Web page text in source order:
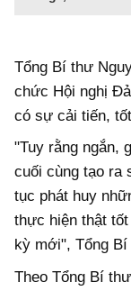
Tổng Bí thư
chức Hội nghị
có sự cải tiến,
"Tuy rằng ngắn,
cuối cùng tạo ra
tục phát huy
thực hiện thật
kỳ mới", Tổng
Theo Tổng Bí